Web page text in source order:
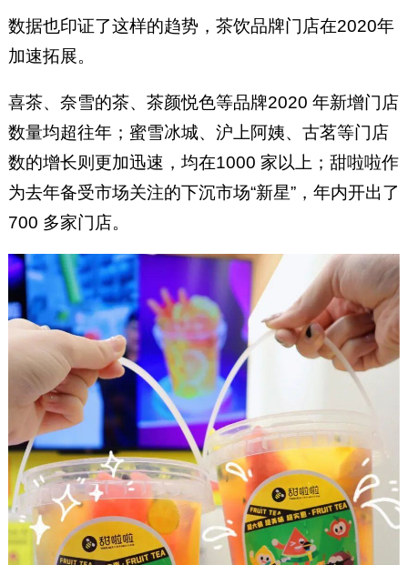
数据也印证了这样的趋势，茶饮品牌门店在2020年
加速拓展。
喜茶、奈雪的茶、茶颜悦色等品牌2020 年新增门店
数量均超往年；蜜雪冰城、沪上阿姨、古茗等门店
数的增长则更加迅速，均在1000 家以上；甜啦啦作
为去年备受市场关注的下沉市场“新星”，年内开出了
700 多家门店。